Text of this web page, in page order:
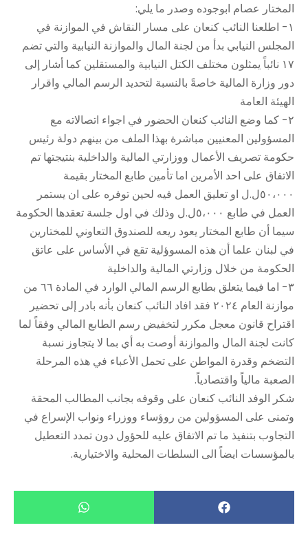
المختار عصام ابوجوده وصدر ما يلي:
١- اطلعنا النائب كنعان على مسار النقاش في الموازنة في
المجلس النيابي بدأ من لجنة المال والموازنة النيابية والتي تضم
١٧ نائباً يمثلون مختلف الكتل النيابية والمستقلين كما أشار إلى
دور وزارة المالية خاصةً بالنسبة لتحديد الرسم المالي واقرار
الهيئة العامة
٢- كما وضع النائب كنعان الحضور في اجواء اتصالاته مع
المسؤولين المعنيين مباشرة بهذا الملف من بينهم دولة رئيس
حكومة تصريف الأعمال ووزارتي المالية والداخلية بنتيجتها تم
الاتفاق على احد الأمرين اما تأمين طابع المختار بقيمة
٥٠،٠٠٠ل.ل او تعليق العمل فيه لحين توفره على ان يستمر
العمل في طابع ٥،٠٠٠ل.ل وذلك في اول جلسة تعقدها الحكومة
سيما أن طابع المختار يعود ريعه للصندوق التعاوني للمختارين
في لبنان علما أن هذه المسوؤلية تقع في الأساس على عاتق
الحكومة من خلال وزارتي المالية والداخلية
٣- اما فيما يتعلق بطابع الرسم المالي الوارد في المادة ٦٦ من
موازنة العام ٢٠٢٤ فقد افاد النائب كنعان بأنه بادر إلى تحضير
اقتراح قانون معجل مكرر لتخفيض رسم الطابع المالي وفقاً لما
كانت لجنة المال والموازنة أوصت به أي بما لا يتجاوز نسبة
التضخم وقدرة المواطن على تحمل الأعباء في هذه المرحلة
الصعبة مالياً واقتصادياً.
شكر الوفد النائب كنعان على وقوفه بجانب المطالب المحقة
وتمنى على المسؤولين من روؤساء ووزراء ونواب الإسراع في
التجاوب بتنفيذ ما تم الاتفاق عليه للحؤول دون تمدد التعطيل
بالمؤسسات ايضاً الى السلطات المحلية والاختيارية.